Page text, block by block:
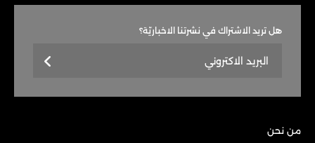
هل تريد الاشتراك في نشرتنا الاخباريّة؟
من نحن